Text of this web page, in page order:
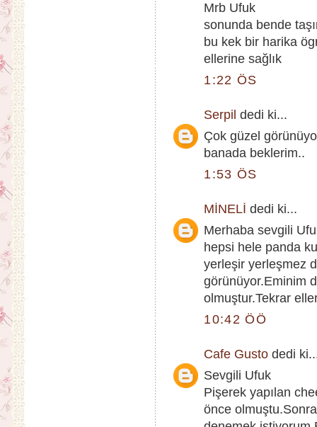
Mrb Ufuk
sonunda bende
bu kek bir harika
ellerine sağlık
1:22 ÖS
Serpil dedi ki...
Çok güzel
banada beklerim..
1:53 ÖS
MİNELİ dedi ki...
Merhaba sevgili
hepsi hele panda
yerleşir yerleşmez
görünüyor.Eminim
olmuştur.Tekrar
10:42 ÖÖ
Cafe Gusto dedi
Sevgili Ufuk
Pişerek yapılan
önce